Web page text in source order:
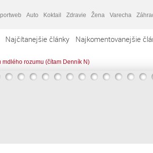
Auto Koktail Zdravie Žena Varecha
Najčítanejšie články Najkomentovanejšie
mdlého rozumu (čítam Denník N)